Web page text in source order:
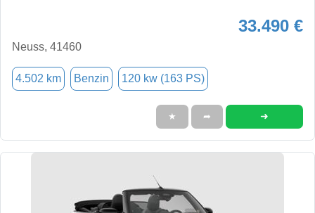
33.490 €
Neuss, 41460
4.502 km Benzin 120 kw (163 PS)
★ ➦ ➜